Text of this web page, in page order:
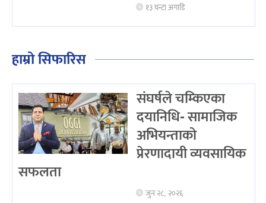
१३ घन्टा अगाडि
हाम्रो सिफारिस
संघर्षले चम्किएका
दयानिधि- सामाजिक
अभियन्ताको
प्रेरणादायी व्यवसायिक
सफलता
जुन २८, २०२६